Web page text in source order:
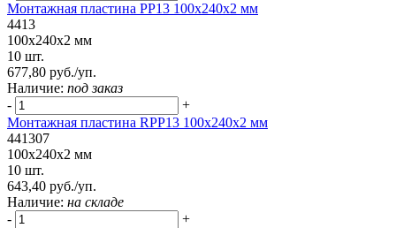
Монтажная пластина PP13 100x240x2 мм
4413
100x240x2 мм
10 шт.
677,80 руб./уп.
Наличие: под заказ
-
+
Монтажная пластина RPP13 100x240x2 мм
441307
100x240x2 мм
10 шт.
643,40 руб./уп.
Наличие: на складе
-
+